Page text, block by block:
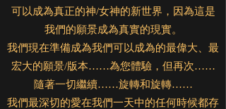
可以成為真正的神/女神的新世界，因為這是
我們的願景成為真實的現實。
我們現在準備成為我們可以成為的最偉大、最
宏大的願景/版本……為您體驗，但再次……
隨著一切繼續……旋轉和旋轉……
我們最深切的愛在我們一天中的任何時候都存